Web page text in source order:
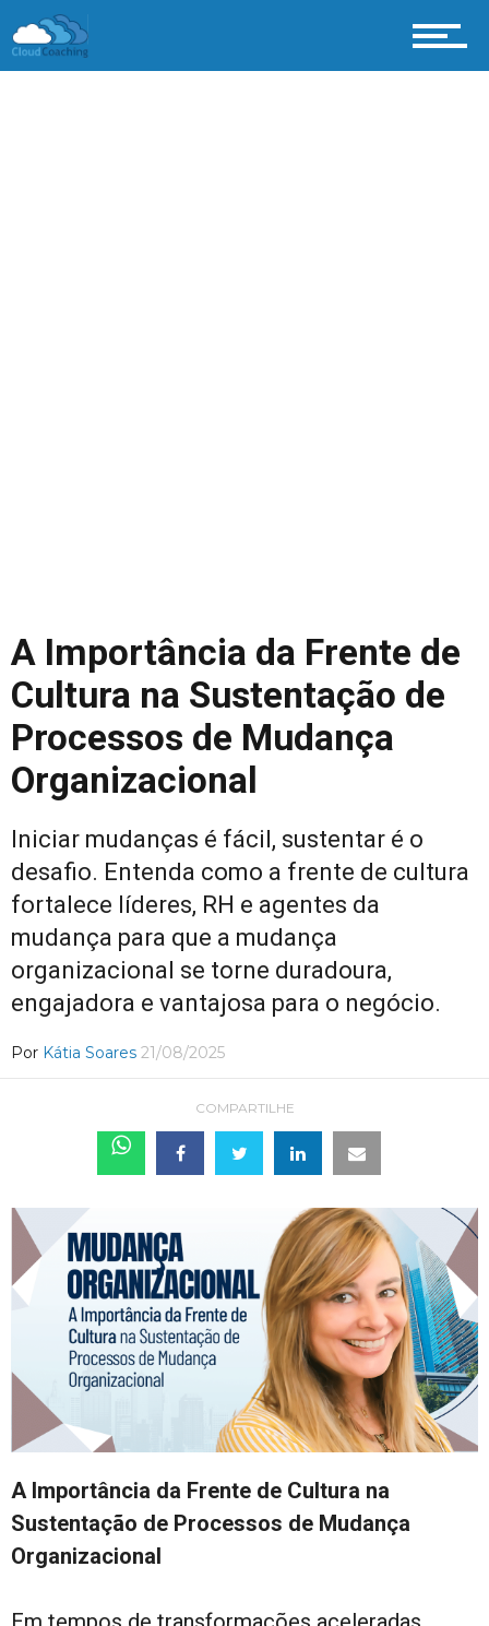
A Importância da Frente de
Cultura na Sustentação de
Processos de Mudança
Organizacional
Iniciar mudanças é fácil, sustentar é o
desafio. Entenda como a frente de cultura
fortalece líderes, RH e agentes da
mudança para que a mudança
organizacional se torne duradoura,
engajadora e vantajosa para o negócio.
Por Kátia Soares 21/08/2025
COMPARTILHE
A Importância da Frente de Cultura na
Sustentação de Processos de Mudança
Organizacional